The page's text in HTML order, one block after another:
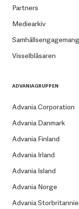
Partners
Mediearkiv
Samhällsengagemang
Visselblåsaren
ADVANIAGRUPPEN
Advania Corporation
Advania Danmark
Advania Finland
Advania Irland
Advania Island
Advania Norge
Advania